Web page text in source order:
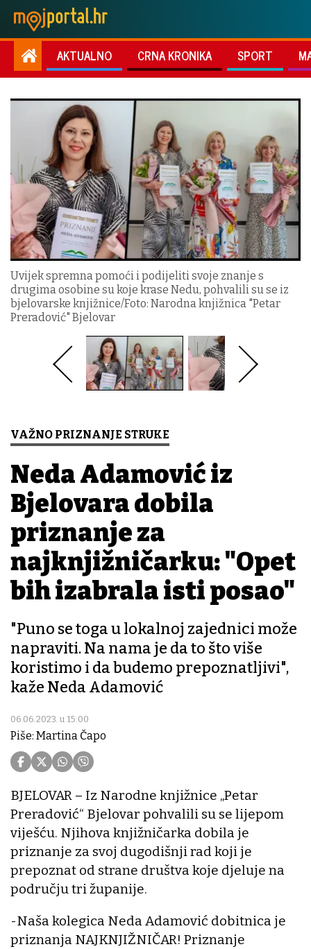
AKTUALNO CRNA KRONIKA SPORT
Uvijek spremna pomoći i podijeliti svoje znanje s
drugima osobine su koje krase Nedu, pohvalili su se iz
bjelovarske knjižnice/Foto: Narodna knjižnica "Petar
Preradović" Bjelovar
VAŽNO PRIZNANJE STRUKE
Neda Adamović iz
Bjelovara dobila
priznanje za
najknjižničarku: "Opet
bih izabrala isti posao"
"Puno se toga u lokalnoj zajednici može
napraviti. Na nama je da to što više
koristimo i da budemo prepoznatljivi",
kaže Neda Adamović
06.06.2023. u 15:00
Piše: Martina Čapo
BJELOVAR – Iz Narodne knjižnice „Petar
Preradović“ Bjelovar pohvalili su se lijepom
viješću. Njihova knjižničarka dobila je
priznanje za svoj dugodišnji rad koji je
prepoznat od strane društva koje djeluje na
području tri županije.
-Naša kolegica Neda Adamović dobitnica je
priznanja NAJKNJIŽNIČAR! Priznanje